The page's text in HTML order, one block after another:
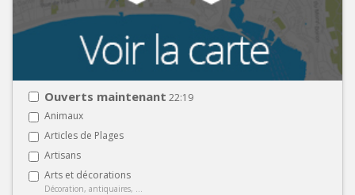
Ouverts maintenant 22:19
Animaux
Articles de Plages
Artisans
Arts et décorations
Décoration, antiquaires, ...